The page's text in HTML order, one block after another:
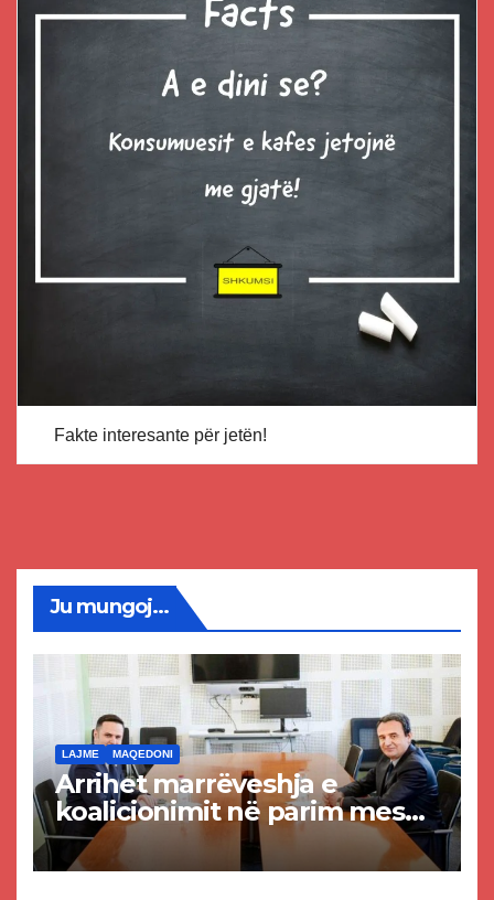
Fakte interesante për jetën!
Ju mungoj...
LAJME MAQEDONI
Arrihet marrëveshja e
koalicionimit në parim mes
Kurtit dhe Abdixhikut